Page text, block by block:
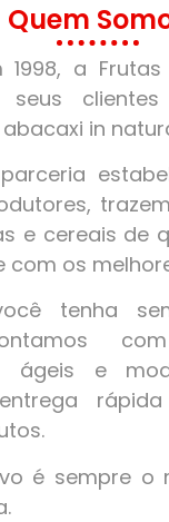
Quem
1998, a
seus
in
e cereais de
com os
tenha
ágeis e
é sempre o